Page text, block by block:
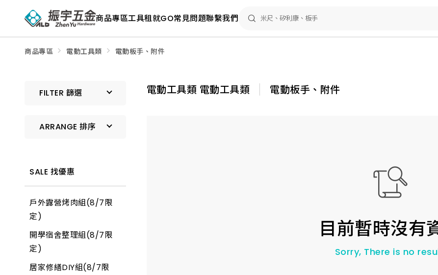
專
商品專區工具租就GO常見問題聯繫我們
商品專區 電動工具類 電動板手、附件
FILTER 篩選
ARRANGE 排序
上架時間 由舊到新
產品價格 從低到高
產品價格 從高到低
SALE 找優惠
戶外露營烤肉組(8/7限
定)
開學宿舍整理組(8/7限
定)
居家修繕DIY組(8/7限
電動工具類 電動工具類 電動板手、附件
目前暫時沒有
Sorry, There is no